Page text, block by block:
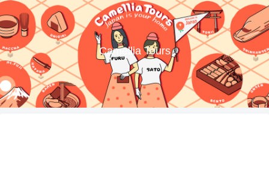
Camellia Tours